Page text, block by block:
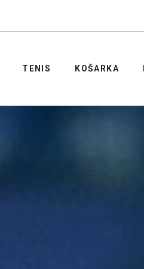
TENIS KOŠARKA